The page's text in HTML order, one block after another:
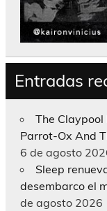
Entradas
The Claypool
Parrot-Ox And
6 de agosto
Sleep
desembarco el
de agosto 2026